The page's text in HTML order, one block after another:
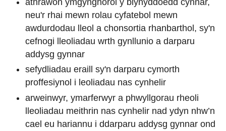
neu'r rhai mewn rolau cyfatebol mewn
awdurdodau lleol a chonsortia rhanbarthol, sy'n
cefnogi lleoliadau wrth gynllunio a darparu
addysg gynnar
sefydliadau eraill sy'n darparu cymorth
proffesiynol i leoliadau nas cynhelir
arweinwyr, ymarferwyr a phwyllgorau rheoli
lleoliadau meithrin nas cynhelir nad ydyn nhw’n
cael eu hariannu i ddarparu addysg gynnar ond